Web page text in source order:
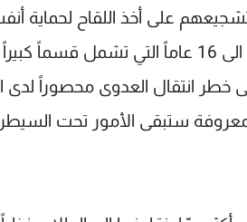
على أخذ اللقاح لحماية
ومن حولهم، مشيراً الى انه منذ نحو شهر بدأ تطعيم الفئة العمرية من 12 الى 16 عاماً التي تشمل
انتقال العدوى محصوراً لدى
المعروفة ستبقى الأمور تحت